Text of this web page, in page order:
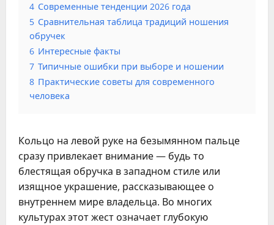
4 Современные тенденции 2026 года
5 Сравнительная таблица традиций ношения
обручек
6 Интересные факты
7 Типичные ошибки при выборе и ношении
8 Практические советы для современного
человека
Кольцо на левой руке на безымянном пальце
сразу привлекает внимание — будь то
блестящая обручка в западном стиле или
изящное украшение, рассказывающее о
внутреннем мире владельца. Во многих
культурах этот жест означает глубокую